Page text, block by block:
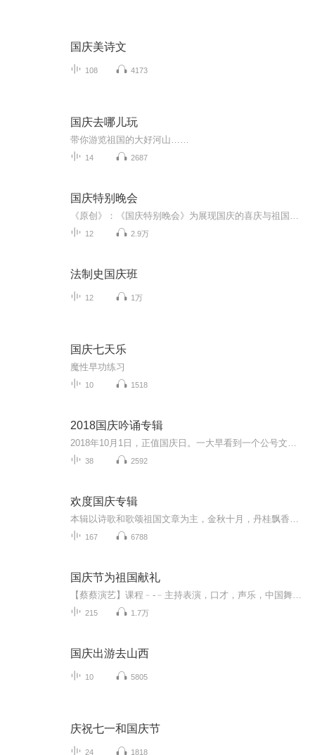
国庆美诗文
108 4173
国庆去哪儿玩
带你游览祖国的大好河山……
14 2687
国庆特别晚会
12 2.9万
法制史国庆班
12 1万
国庆七天乐
魔性早功练习
10 1518
2018国庆吟诵专辑
38 2592
欢度国庆专辑
167 6788
国庆节为祖国献礼
215 1.7万
国庆出游去山西
10 5805
庆祝七一和国庆节
24 1818